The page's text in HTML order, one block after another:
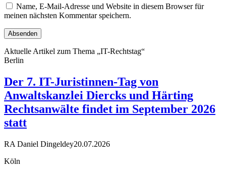
Name, E-Mail-Adresse und Website in diesem Browser für
meinen nächsten Kommentar speichern.
Aktuelle Artikel zum Thema „IT-Rechtstag“
Berlin
Der 7. IT-Juristinnen-Tag von
Anwaltskanzlei Diercks und Härting
Rechtsanwälte findet im September 2026
statt
RA Daniel Dingeldey20.07.2026
Köln